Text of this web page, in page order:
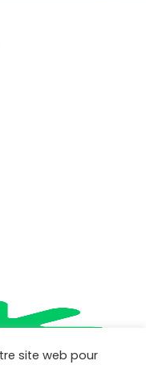
site web pour